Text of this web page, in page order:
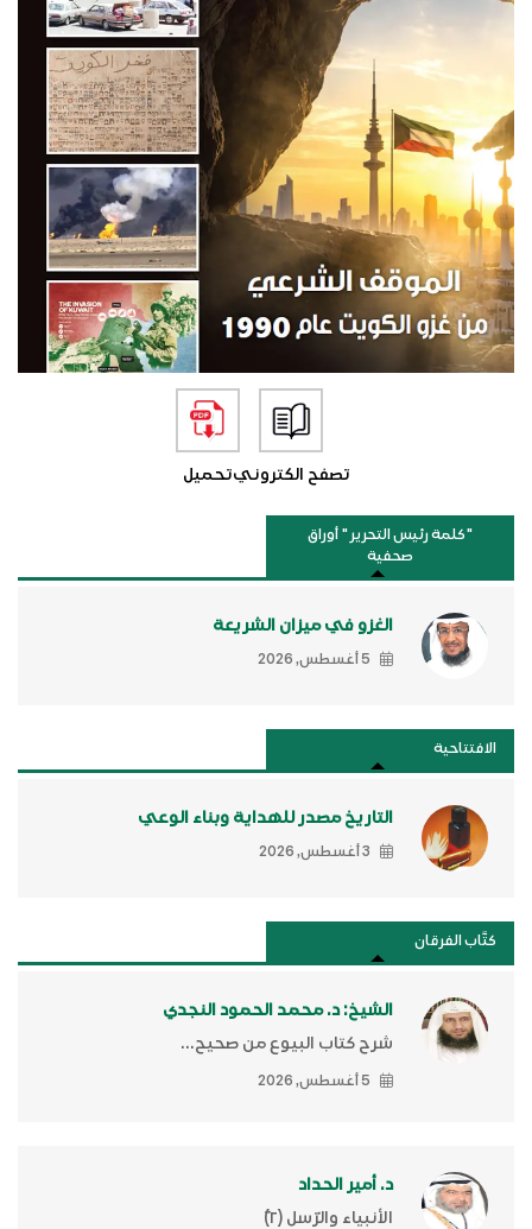
تصفح الكترونيتحميل
"كلمة رئيس التحرير " أوراق
صحفية
الغزو في ميزان الشريعة
5 أغسطس, 2026
الافتتاحية
التاريخ مصدر للهداية وبناء الوعي
3 أغسطس, 2026
كتَّاب الفرقان
الشيخ: د. محمد الحمود النجدي
شرح كتاب البيوع من صحيح...
5 أغسطس, 2026
د. أمير الحداد
الأنبياء والرّسل (٢)ّ